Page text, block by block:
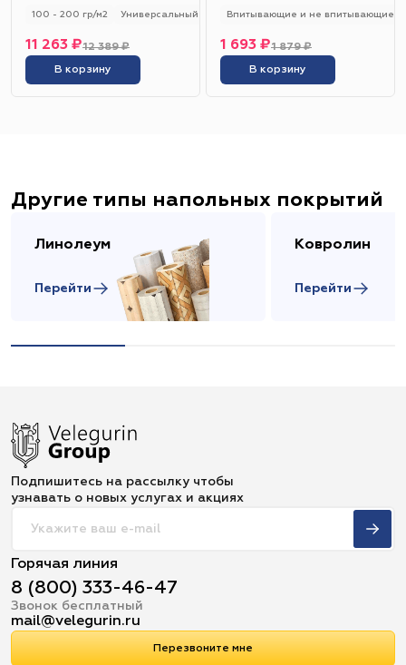
100 - 200 гр/м2 Универсальный
12 389 ₽
11 263 ₽
В корзину
Впитывающие и не впитывающие
1 879 ₽
1 693 ₽
В корзину
Другие типы напольных покрытий
Линолеум
Перейти
Ковролин
Перейти
Подпишитесь на рассылку чтобы
узнавать о новых услугах и акциях
Горячая линия
8 (800) 333-46-47
Звонок бесплатный
mail@velegurin.ru
Перезвоните мне